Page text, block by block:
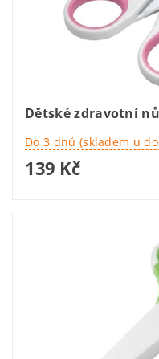
Dětské zdravotní
Do 3 dnů (skladem u
139 Kč